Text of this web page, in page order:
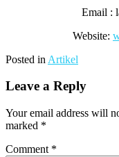
Email :
Website:
Posted in Artikel
Leave a Reply
Your email address will
marked *
Comment *